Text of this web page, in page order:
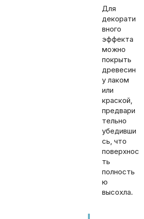
Для
декорати
вного
эффекта
можно
покрыть
древесин
у лаком
или
краской,
предвари
тельно
убедивши
сь, что
поверхнос
ть
полность
ю
высохла.